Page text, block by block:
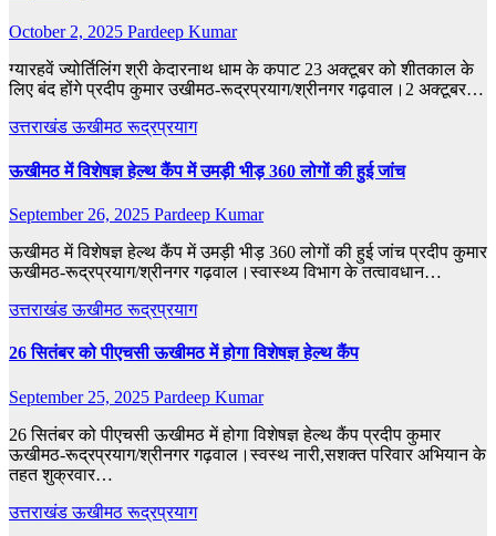
October 2, 2025 Pardeep Kumar
ग्यारहवें ज्योर्तिलिंग श्री केदारनाथ धाम के कपाट 23 अक्टूबर को शीतकाल के
लिए बंद होंगे प्रदीप कुमार उखीमठ-रूद्रप्रयाग/श्रीनगर गढ़वाल।2 अक्टूबर…
उत्तराखंडऊखीमठरूद्रप्रयाग
ऊखीमठ में विशेषज्ञ हेल्थ कैंप में उमड़ी भीड़ 360 लोगों की हुई जांच
September 26, 2025 Pardeep Kumar
ऊखीमठ में विशेषज्ञ हेल्थ कैंप में उमड़ी भीड़ 360 लोगों की हुई जांच प्रदीप कुमार
ऊखीमठ-रूद्रप्रयाग/श्रीनगर गढ़वाल।स्वास्थ्य विभाग के तत्वावधान…
उत्तराखंडऊखीमठरूद्रप्रयाग
26 सितंबर को पीएचसी ऊखीमठ में होगा विशेषज्ञ हेल्थ कैंप
September 25, 2025 Pardeep Kumar
26 सितंबर को पीएचसी ऊखीमठ में होगा विशेषज्ञ हेल्थ कैंप प्रदीप कुमार
ऊखीमठ-रूद्रप्रयाग/श्रीनगर गढ़वाल।स्वस्थ नारी,सशक्त परिवार अभियान के
तहत शुक्रवार…
उत्तराखंडऊखीमठरूद्रप्रयाग